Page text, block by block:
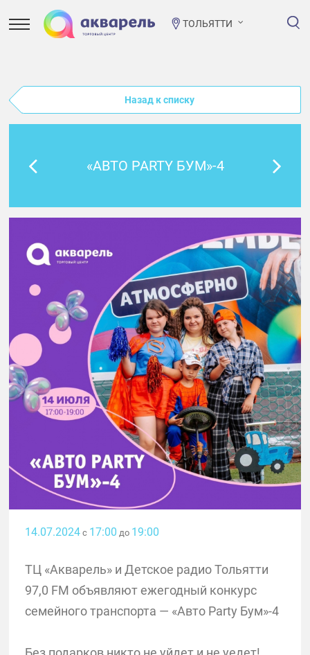
ТОЛЬЯТТИ
Назад к списку
«АВТО PARTY БУМ»-4
14.07.2024с 17:00 до 19:00
ТЦ «Акварель» и Детское радио Тольятти
97,0 FM объявляют ежегодный конкурс
семейного транспорта — «Авто Party Бум»-4